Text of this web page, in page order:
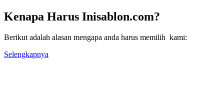
Kenapa Harus Inisablon.com?
Berikut adalah alasan mengapa anda harus memilih kami:
Selengkapnya